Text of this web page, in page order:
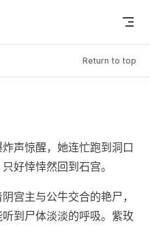
Return to top
声惊醒，她连忙跑到洞口
好悻悻然回到石宫。
宫主与公牛交合的艳尸，
到尸体淡淡的呼吸。紫玫